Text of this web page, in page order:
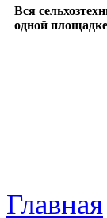
Вся
одной
Главная